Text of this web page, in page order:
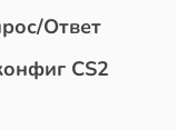
Ответ
CS2